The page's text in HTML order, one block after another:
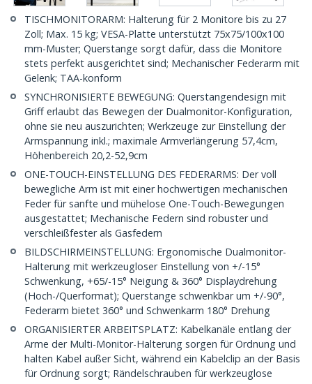
TISCHMONITORARM: Halterung für 2 Monitore bis zu 27
Zoll; Max. 15 kg; VESA-Platte unterstützt 75x75/100x100
mm-Muster; Querstange sorgt dafür, dass die Monitore
stets perfekt ausgerichtet sind; Mechanischer Federarm mit
Gelenk; TAA-konform
SYNCHRONISIERTE BEWEGUNG: Querstangendesign mit
Griff erlaubt das Bewegen der Dualmonitor-Konfiguration,
ohne sie neu auszurichten; Werkzeuge zur Einstellung der
Armspannung inkl.; maximale Armverlängerung 57,4cm,
Höhenbereich 20,2-52,9cm
ONE-TOUCH-EINSTELLUNG DES FEDERARMS: Der voll
bewegliche Arm ist mit einer hochwertigen mechanischen
Feder für sanfte und mühelose One-Touch-Bewegungen
ausgestattet; Mechanische Federn sind robuster und
verschleißfester als Gasfedern
BILDSCHIRMEINSTELLUNG: Ergonomische Dualmonitor-
Halterung mit werkzeugloser Einstellung von +/-15°
Schwenkung, +65/-15° Neigung & 360° Displaydrehung
(Hoch-/Querformat); Querstange schwenkbar um +/-90°,
Federarm bietet 360° und Schwenkarm 180° Drehung
ORGANISIERTER ARBEITSPLATZ: Kabelkanäle entlang der
Arme der Multi-Monitor-Halterung sorgen für Ordnung und
halten Kabel außer Sicht, während ein Kabelclip an der Basis
für Ordnung sorgt; Rändelschrauben für werkzeuglose